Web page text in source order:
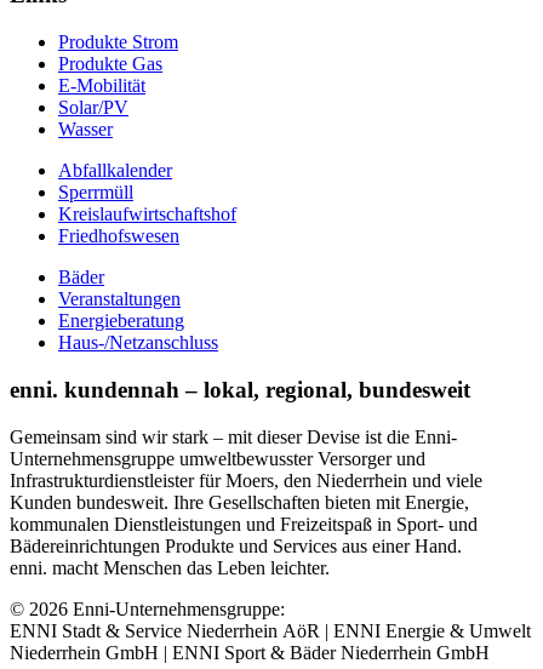
Produkte Strom
Produkte Gas
E-Mobilität
Solar/PV
Wasser
Abfallkalender
Sperrmüll
Kreislaufwirtschaftshof
Friedhofswesen
Bäder
Veranstaltungen
Energieberatung
Haus-/Netzanschluss
enni. kundennah – lokal, regional, bundesweit
Gemeinsam sind wir stark – mit dieser Devise ist die Enni-
Unternehmensgruppe umweltbewusster Versorger und
Infrastrukturdienstleister für Moers, den Niederrhein und viele
Kunden bundesweit. Ihre Gesellschaften bieten mit Energie,
kommunalen Dienstleistungen und Freizeitspaß in Sport- und
Bädereinrichtungen Produkte und Services aus einer Hand.
enni. macht Menschen das Leben leichter.
© 2026 Enni-Unternehmensgruppe:
ENNI Stadt & Service Niederrhein AöR | ENNI Energie & Umwelt
Niederrhein GmbH | ENNI Sport & Bäder Niederrhein GmbH